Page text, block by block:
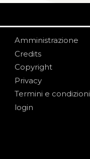
Amministrazione
Credits
Copyright
Privacy
Termini e condizioni
login